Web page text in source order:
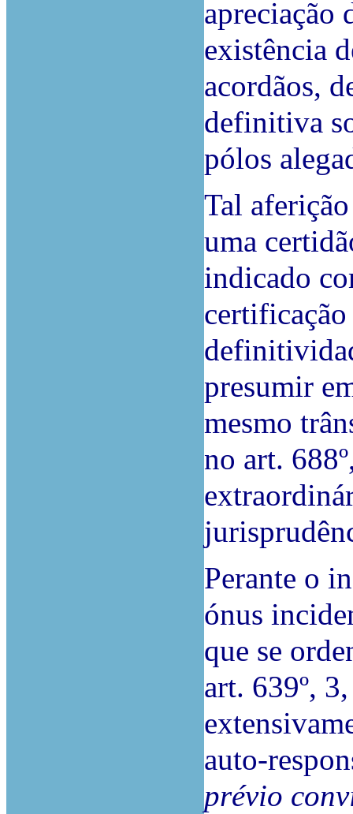
apreciação
existência
acordãos,
definitiva
pólos
Tal
uma
indicado
certificação
presumir
mesmo
no art.
Perante o
ónus
que se
art. 639º,
auto-
prévio